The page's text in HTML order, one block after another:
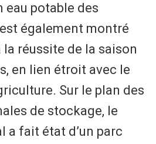
eau potable des
également montré
réussite de la saison
en lien étroit avec le
Sur le plan des
de stockage, le
a fait état d’un parc